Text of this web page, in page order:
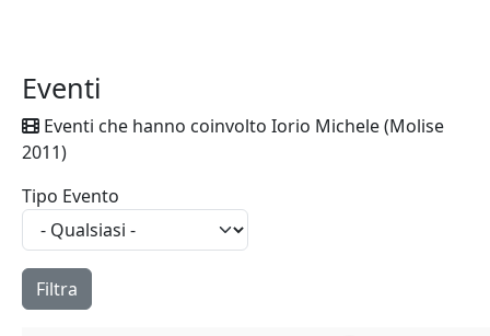
Eventi
Eventi che hanno coinvolto Iorio Michele (Molise
2011)
Tipo Evento